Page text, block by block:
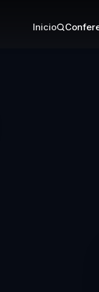
Inicio